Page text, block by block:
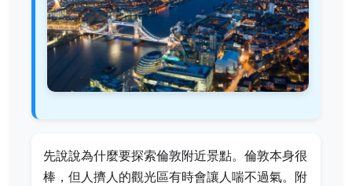
先說說為什麼要探索倫敦附近景點。倫敦本身很
棒，但人擠人的觀光區有時會讓人喘不過氣。附